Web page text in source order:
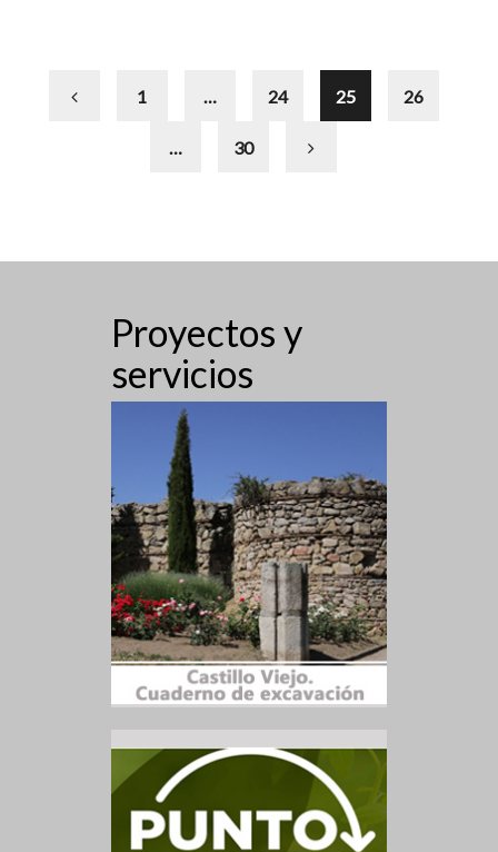
1 … 24 25 26
… 30
Proyectos y
servicios